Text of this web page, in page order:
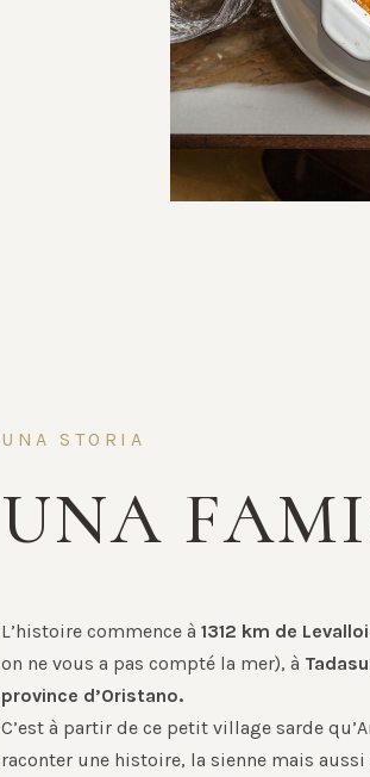
UNA STORIA
UNA
L’histoire commence à 1312 km de
on ne vous a pas compté la mer), à
province d’Oristano.
C’est à partir de ce petit village sarde
raconter une histoire, la sienne mais